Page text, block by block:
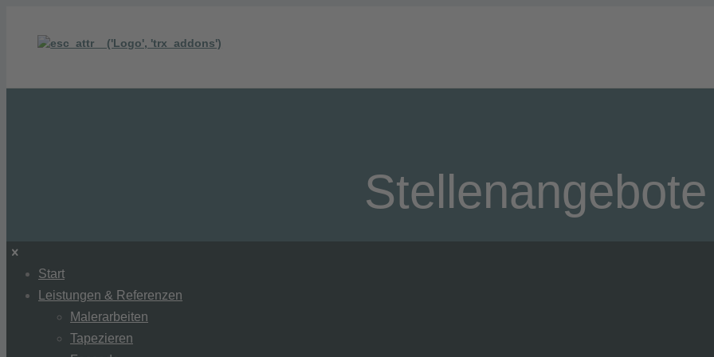
Stellenangebote
Start
Leistungen & Referenzen
Malerarbeiten
Tapezieren